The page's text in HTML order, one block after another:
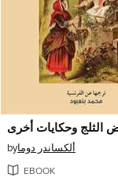
الثلج وحكايات أخرى
byألكساندر دوما
EBOOK